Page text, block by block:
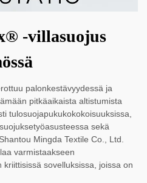
-villasuojus
palonkestävyydessä ja
pitkäaikaista altistumista
tulosuojapukukokokoisuuksissa,
sekä
Mingda Textile Co., Ltd.
varmistaakseen
sovelluksissa, joissa on